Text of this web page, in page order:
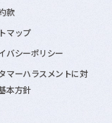
款
マップ
バシーポリシー
マーハラスメントに対
本方針